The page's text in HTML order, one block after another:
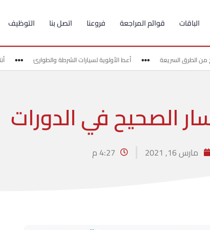
الباقات قوائم المراجعة فروعنا اتصل بنا التوظيف
من الطرق السريعة أعط الأولوية لسيارات الشرطة والطوارئ
الصحيح في الدورات
مارس 16, 2021 4:27 م